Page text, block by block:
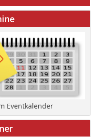
Eventkalender